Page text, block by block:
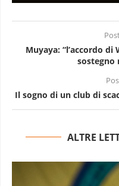
Muyaya: “l’accordo
sostegno
Il sogno di un club di
ALTRE